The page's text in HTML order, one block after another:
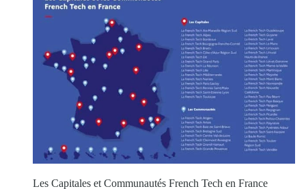
Les Capitales et Communautés French Tech en France